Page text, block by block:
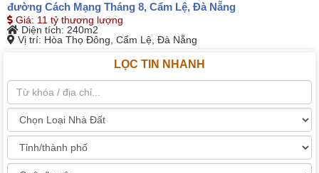
đường Cách Mạng Tháng 8, Cẩm Lệ, Đà Nẵng
Giá: 11 tỷ thương lượng
Diện tích: 240m2
Vị trí: Hòa Thọ Đông, Cẩm Lệ, Đà Nẵng
LỌC TIN NHANH